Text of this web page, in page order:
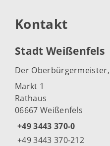
Kontakt
Stadt Weißenfels
Der
Markt 1
Rathaus
06667 Weißenfels
+49 3443 370-0
+49 3443 370-212